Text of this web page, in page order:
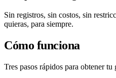
Sin registros, sin costos, sin
quieras, para siempre.
Cómo funciona
Tres pasos rápidos para obtener tu